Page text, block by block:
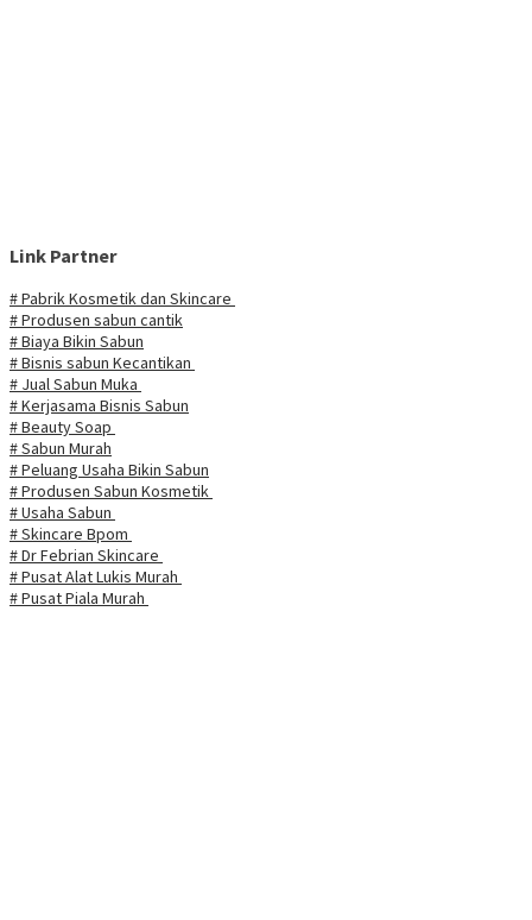
Link Partner
# Pabrik Kosmetik dan Skincare
# Produsen sabun cantik
# Biaya Bikin Sabun
# Bisnis sabun Kecantikan
# Jual Sabun Muka
# Kerjasama Bisnis Sabun
# Beauty Soap
# Sabun Murah
# Peluang Usaha Bikin Sabun
# Produsen Sabun Kosmetik
# Usaha Sabun
# Skincare Bpom
# Dr Febrian Skincare
# Pusat Alat Lukis Murah
# Pusat Piala Murah